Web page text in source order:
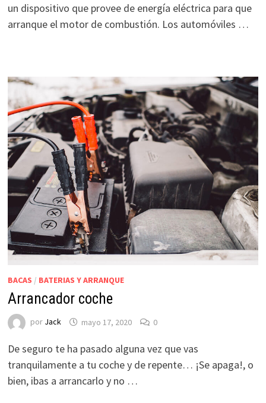
un dispositivo que provee de energía eléctrica para que
arranque el motor de combustión. Los automóviles …
BACAS / BATERIAS Y ARRANQUE
Arrancador coche
por Jack mayo 17, 2020 0
De seguro te ha pasado alguna vez que vas
tranquilamente a tu coche y de repente… ¡Se apaga!, o
bien, ibas a arrancarlo y no …